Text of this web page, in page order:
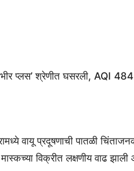
प्लस’ श्रेणीत घसरली, AQI
वायू प्रदूषणाची पातळी
विक्रीत लक्षणीय वाढ